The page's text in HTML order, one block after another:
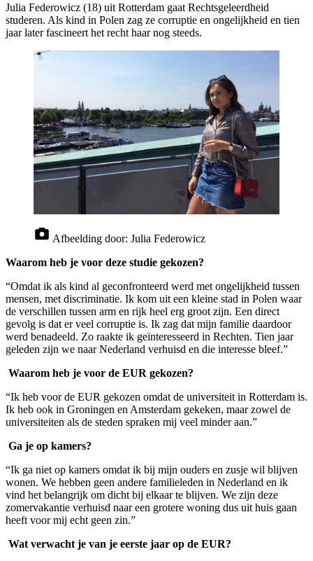
Julia Federowicz (18) uit Rotterdam gaat Rechtsgeleerdheid
studeren. Als kind in Polen zag ze corruptie en ongelijkheid en tien
jaar later fascineert het recht haar nog steeds.
Afbeelding door: Julia Federowicz
Waarom heb je voor deze studie gekozen?
“Omdat ik als kind al geconfronteerd werd met ongelijkheid tussen
mensen, met discriminatie. Ik kom uit een kleine stad in Polen waar
de verschillen tussen arm en rijk heel erg groot zijn. Een direct
gevolg is dat er veel corruptie is. Ik zag dat mijn familie daardoor
werd benadeeld. Zo raakte ik geïnteresseerd in Rechten. Tien jaar
geleden zijn we naar Nederland verhuisd en die interesse bleef.”
Waarom heb je voor de EUR gekozen?
“Ik heb voor de EUR gekozen omdat de universiteit in Rotterdam is.
Ik heb ook in Groningen en Amsterdam gekeken, maar zowel de
universiteiten als de steden spraken mij veel minder aan.”
Ga je op kamers?
“Ik ga niet op kamers omdat ik bij mijn ouders en zusje wil blijven
wonen. We hebben geen andere familieleden in Nederland en ik
vind het belangrijk om dicht bij elkaar te blijven. We zijn deze
zomervakantie verhuisd naar een grotere woning dus uit huis gaan
heeft voor mij echt geen zin.”
Wat verwacht je van je eerste jaar op de EUR?